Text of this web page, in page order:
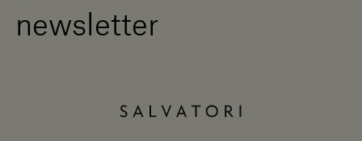
newsletter